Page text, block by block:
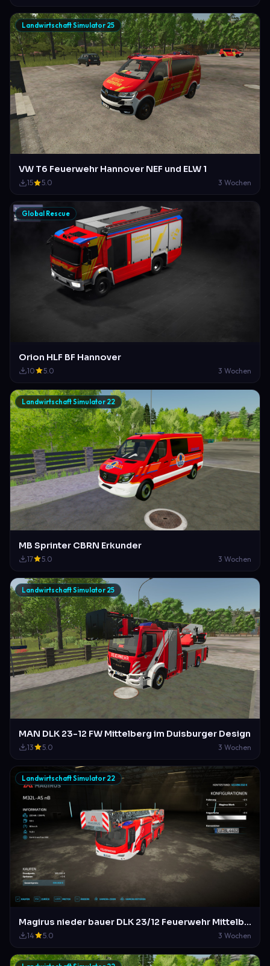
Landwirtschaft Simulator 25
VW T6 Feuerwehr Hannover NEF und ELW 1
15 5.0 3 Wochen
Global Rescue
Orion HLF BF Hannover
10 5.0 3 Wochen
Landwirtschaft Simulator 22
MB Sprinter CBRN Erkunder
17 5.0 3 Wochen
Landwirtschaft Simulator 25
MAN DLK 23-12 FW Mittelberg im Duisburger Design
13 5.0 3 Wochen
Landwirtschaft Simulator 22
Magirus nieder bauer DLK 23/12 Feuerwehr Mittelberg
14 5.0 3 Wochen